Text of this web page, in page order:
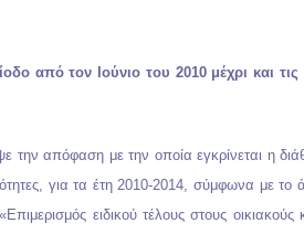
από τον Ιούνιο του 2010 μέχρι και
την απόφαση με την οποία εγκρίνεται η
για τα έτη 2010-2014, σύμφωνα με
ειδικού τέλους στους οικιακούς